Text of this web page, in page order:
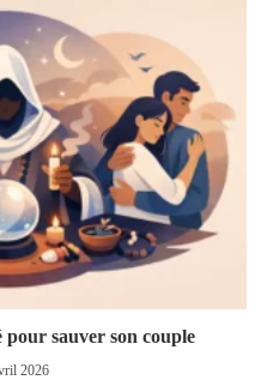
sauver son couple
2026